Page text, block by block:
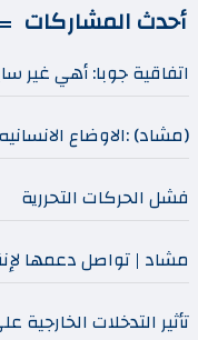
أحدث المشاركات
اتفاقية جوبا: أهي غير
(مشاد) :الاوضاع
فشل الحركات التحررية
مشاد | تواصل دعمها
تأثير التدخلات